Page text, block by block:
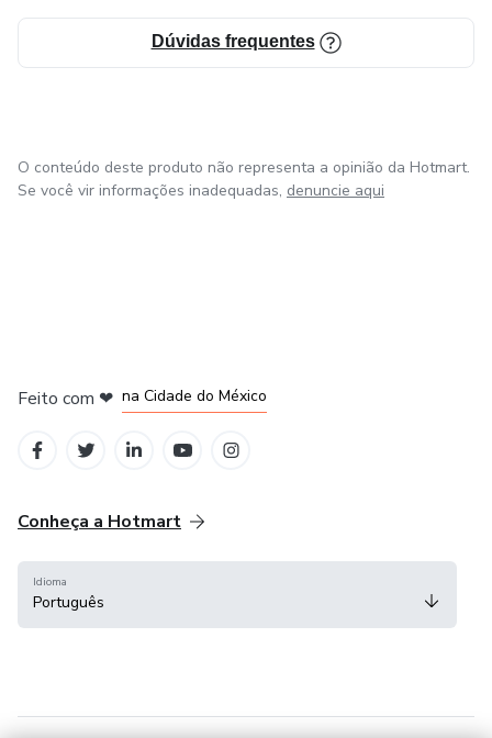
Dúvidas frequentes
O conteúdo deste produto não representa a opinião da Hotmart.
Se você vir informações inadequadas, denuncie aqui
Feito com ❤ na Cidade do México
Conheça a Hotmart
Idioma
Português